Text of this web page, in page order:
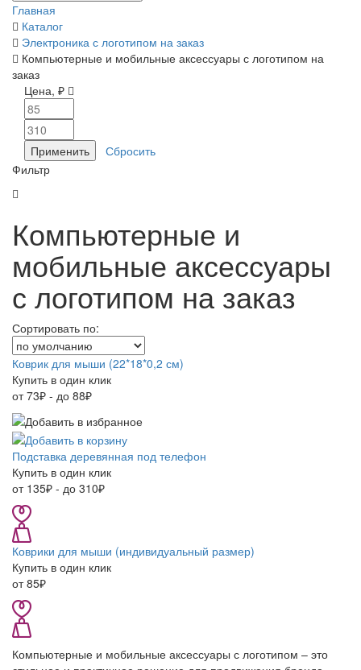
Главная
Каталог
Электроника с логотипом на заказ
Компьютерные и мобильные аксессуары с логотипом на
заказ
Цена, ₽
Фильтр
Компьютерные и
мобильные аксессуары
с логотипом на заказ
Сортировать по:
Коврик для мыши (22*18*0,2 см)
Купить в один клик
от 73₽ - до 88₽
Подставка деревянная под телефон
Купить в один клик
от 135₽ - до 310₽
Коврики для мыши (индивидуальный размер)
Купить в один клик
от 85₽
Компьютерные и мобильные аксессуары с логотипом – это